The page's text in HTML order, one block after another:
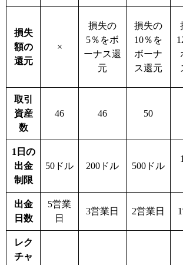
損失
額の
還元
×
損失の
5％をボ
ーナス還
元
損失の
10％を
ボーナ
ス還元
取引
資産
数
46 46 50
1日の
出金
制限
50ドル 200ドル 500ドル
出金
日数
5営業
日
3営業日 2営業日
レク
チャ